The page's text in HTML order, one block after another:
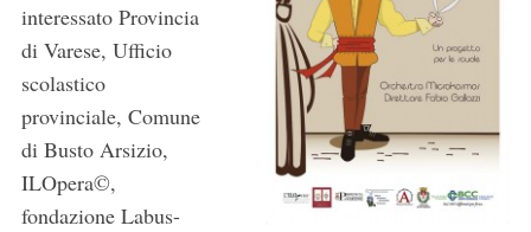
interessato Provincia
di Varese, Ufficio
scolastico
provinciale, Comune
di Busto Arsizio,
ILOpera©,
fondazione Labus-